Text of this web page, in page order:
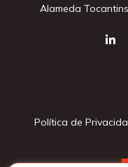
Alameda
Política de